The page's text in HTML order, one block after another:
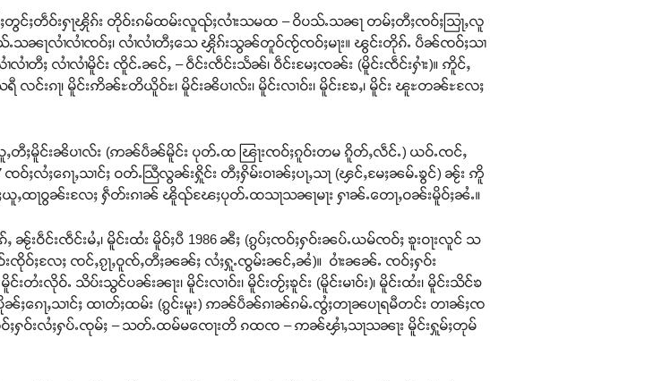
တွင်ႈတဵဝ်းႁႃၾိုၵ်း တိုဝ်းၵမ်ထမ်းလူၺ်ႈလၢႆးသမထ – ဝိပသ်ႉသၼႃ တမ်ႈတီႈၸဝ်ႈသြႃႇလူ
သၼႃလၢႆလၢႆၸဝ်ႈ၊ လၢႆလၢႆတီႈသေ ၾိုၵ်းသွၼ်တူဝ်ၸႂ်ၸဝ်ႈမႃး။ ၽွင်းတိုၵ်ႉ ပဵၼ်ၸဝ်ႈသၢ
ၢႆတီႈ လၢႆလၢႆမိူင်း ၸိူင်ႉၼင်ႇ – ဝဵင်းၸဵင်းသႅၼ်၊ ဝဵင်းမႄႈၸၼ်း (မိူင်းၸဵင်းႁၢႆး)။ ဢိူင်ႇ
းၵႃ၊ မိူင်းဢိၼ်ႊတိယိူဝ်ႊ၊ မိူင်းၼိပၢလ်း၊ မိူင်းလၢဝ်း၊ မိူင်းၶႄႇ၊ မိူင်း ၽူႊတၼ်ႊလႄႈ
တီႈမိူင်းၼိပၢလ်း (ဢၼ်ပဵၼ်မိူင်း ပုတ်ႉထ ၽြႃးၸဝ်ႈၵူဝ်းတမ ၵိူတ်ႇလဵင်ႉ) ယဝ်ႉၸင်ႇ
ႈလႆႈၵေႃႇသၢင်ႈ ဝတ်ႉသြီလွၼ်းႁိူင်း တီႈႁိမ်းဝၢၼ်ႈပႃႇသႃ (ၾင်ႇမႄႈၼမ်ႉၶွင်) ၼႂ်း ဢိူ
ႇထႃဝွၼ်းလႄႈ ႁဵတ်းၵၢၼ် ၽိူၺ်ၽႄႈပုတ်ႉထသႃသၼႃမႃး ႁၢၼ်ႉတေႃႇဝၼ်းမိူဝ်ႈၼႆႉ။
င်းၸဵင်းမႆႇ၊ မိူင်းထႆး မိူဝ်ႈပီ 1986 ၼီႈ (ၵွပ်ႈၸဝ်ႈႁဝ်းၼပ်ႉယမ်ၸဝ်ႈ ၶူးဝႃးလူင် သ
ႈလႄႈ ၸင်ႇၵႂႃႇဝူၸ်ႇတီႈၼၼ်ႈ လႆႈႁူႉၸွမ်းၼင်ႇၼႆ)။ ဝၢႆးၼၼ်ႉ ၸဝ်ႈႁဝ်း
လိုဝ်ႉ သိပ်းသွင်ပၼ်းၼႃး၊ မိူင်းလၢဝ်း၊ မိူင်းတႂ်ႈၶူင်း (မိူင်းမၢဝ်း)၊ မိူင်းထႆး၊ မိူင်းသိင်ၶ
ႈၵေႃႇသၢင်ႈ ထၢတ်ႈထမ်း (ၵွင်းမူး) ဢၼ်ပဵၼ်ၵၢၼ်ၵမ်ႉၸွႆႈတႃၼပႃရမီတင်း တၢၼ်ႈၸ
ႁဝ်းလႆႈႁပ်ႉၸုမ်ႈ – သတ်ႉထမ်မၸေႃးတိ ၵထၸ – ဢၼ်ၾၢႆႇသႃသၼႃး မိူင်းႁူမ်ႈတုမ်